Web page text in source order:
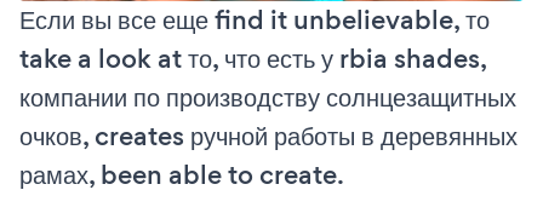
Если вы все еще find it unbelievable, то
take a look at то, что есть у rbia shades,
компании по производству солнцезащитных
очков, creates ручной работы в деревянных
рамах, been able to create.